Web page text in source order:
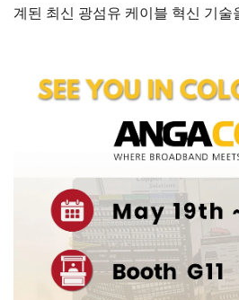
계된 최신 광섬유 케이블 혁신 기술